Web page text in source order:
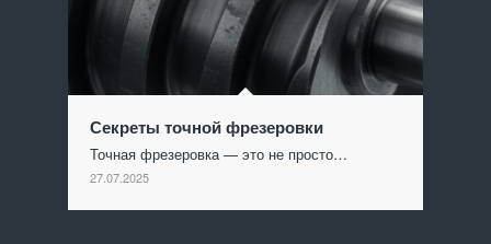
Секреты точной фрезеровки
Точная фрезеровка — это не просто…
27.07.2025